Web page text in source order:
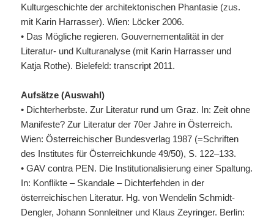
Kulturgeschichte der architektonischen Phantasie (zus.
mit Karin Harrasser). Wien: Löcker 2006.
• Das Mögliche regieren. Gouvernementalität in der
Literatur- und Kulturanalyse (mit Karin Harrasser und
Katja Rothe). Bielefeld: transcript 2011.
Aufsätze (Auswahl)
• Dichterherbste. Zur Literatur rund um Graz. In: Zeit ohne
Manifeste? Zur Literatur der 70er Jahre in Österreich.
Wien: Österreichischer Bundesverlag 1987 (=Schriften
des Institutes für Österreichkunde 49/50), S. 122–133.
•GAV contra PEN. Die Institutionalisierung einer Spaltung.
In: Konflikte – Skandale – Dichterfehden in der
österreichischen Literatur. Hg. von Wendelin Schmidt-
Dengler, Johann Sonnleitner und Klaus Zeyringer. Berlin: